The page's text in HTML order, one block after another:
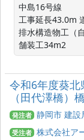
中島16号線
工事延長43.0m
排水構造物工（
舗装工34m2
令和6年度葵
（田代澤橋）
発注者 静岡市 建設
受注者 株式会社ア